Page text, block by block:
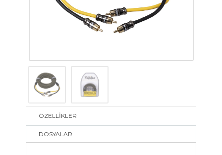
ÖZELLİKLER
DOSYALAR